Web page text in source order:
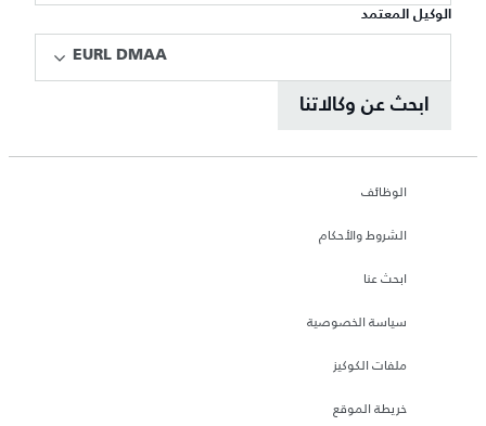
الوكيل المعتمد
EURL DMAA
ابحث عن وكالاتنا
الوظائف
الشروط والأحكام
ابحث عنا
سياسة الخصوصية
ملفات الكوكيز
خريطة الموقع